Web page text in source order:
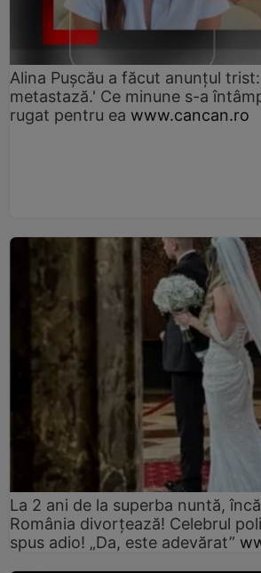
Alina Pușcău a făcut anunțul
metastază.' Ce minune s-a
rugat pentru ea www.cancan.ro
La 2 ani de la superba nuntă,
România divorțează! Celebrul
spus adio! „Da, este adevărat”